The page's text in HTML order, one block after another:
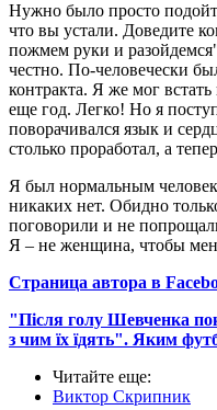
Нужно было просто
что вы устали. Доведите
пожмем руки и
честно. По-человечески
контракта. Я же мог
еще год. Легко! Но я
поворачивался язык и
столько проработал, а
Я был нормальным
никаких нет. Обидно
поговорили и не
Я – не женщина, чтобы
Страница автора в
"Після голу Шевченка
з чим їх їдять". Яким
Читайте еще:
Виктор Скрипник